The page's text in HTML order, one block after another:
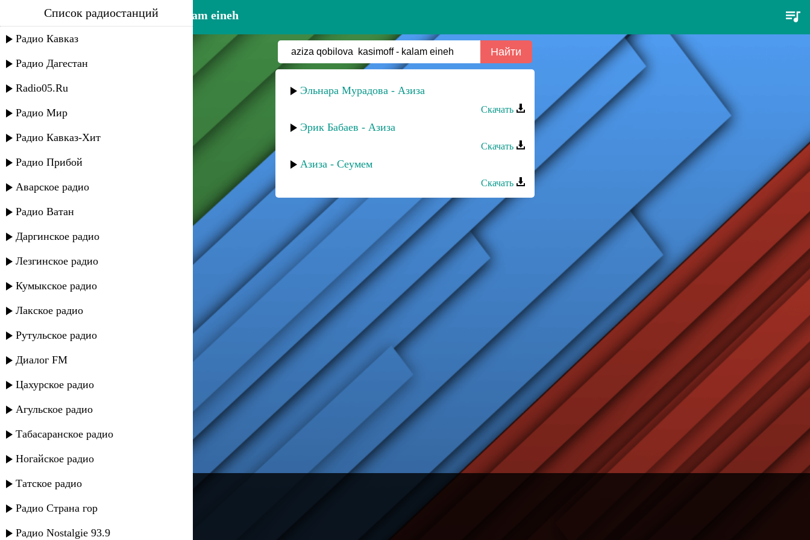
aziza qobilova kasimoff - kalam eineh
Список радиостанций
Радио Кавказ
Радио Дагестан
Radio05.Ru
Радио Мир
Радио Кавказ-Хит
Радио Прибой
Аварское радио
Радио Ватан
Даргинское радио
Лезгинское радио
Кумыкское радио
Лакское радио
Рутульское радио
Диалог FM
Цахурское радио
Агульское радио
Табасаранское радио
Ногайское радио
Татское радио
Радио Страна гор
Радио Nostalgie 93.9
Эльнара Мурадова - Азиза
Скачать
Эрик Бабаев - Азиза
Скачать
Азиза - Сеумем
Скачать
---
Русское радио